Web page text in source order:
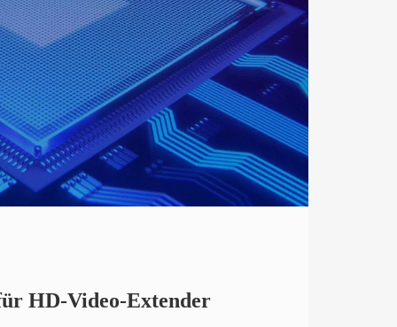
HD-Video-Extender